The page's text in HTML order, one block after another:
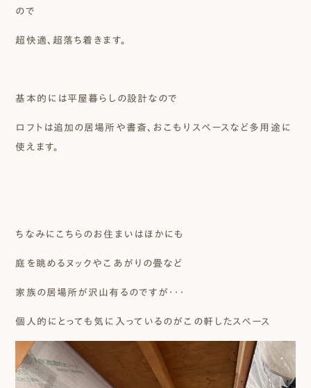
ので
超快適、超落ち着きます。
基本的には平屋暮らしの設計なので
ロフトは追加の居場所や書斎、おこもりスペースなど多用途に
使えます。
ちなみにこちらのお住まいはほかにも
庭を眺めるヌックやこあがりの畳など
家族の居場所が沢山有るのですが・・・
個人的にとっても気に入っているのがこの軒したスペース